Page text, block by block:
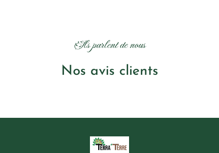
Ils parlent de nous
Nos avis clients